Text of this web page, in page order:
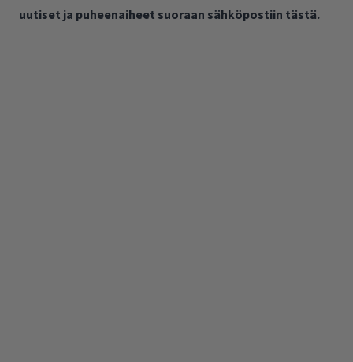
uutiset ja puheenaiheet suoraan sähköpostiin tästä.